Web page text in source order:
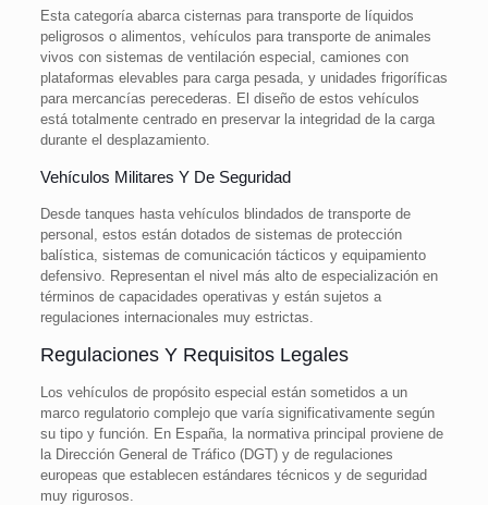
Esta categoría abarca cisternas para transporte de líquidos
peligrosos o alimentos, vehículos para transporte de animales
vivos con sistemas de ventilación especial, camiones con
plataformas elevables para carga pesada, y unidades frigoríficas
para mercancías perecederas. El diseño de estos vehículos
está totalmente centrado en preservar la integridad de la carga
durante el desplazamiento.
Vehículos Militares Y De Seguridad
Desde tanques hasta vehículos blindados de transporte de
personal, estos están dotados de sistemas de protección
balística, sistemas de comunicación tácticos y equipamiento
defensivo. Representan el nivel más alto de especialización en
términos de capacidades operativas y están sujetos a
regulaciones internacionales muy estrictas.
Regulaciones Y Requisitos Legales
Los vehículos de propósito especial están sometidos a un
marco regulatorio complejo que varía significativamente según
su tipo y función. En España, la normativa principal proviene de
la Dirección General de Tráfico (DGT) y de regulaciones
europeas que establecen estándares técnicos y de seguridad
muy rigurosos.